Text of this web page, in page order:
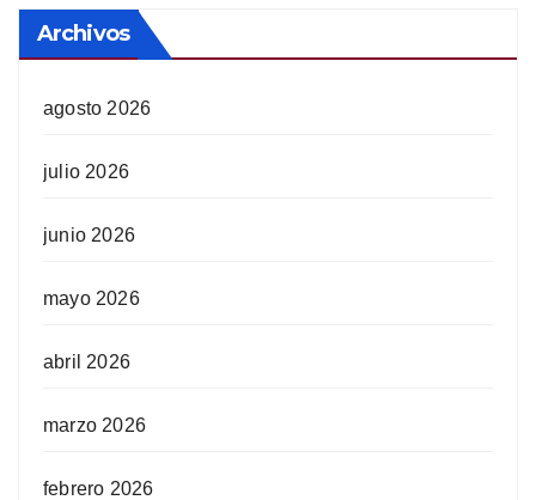
Archivos
agosto 2026
julio 2026
junio 2026
mayo 2026
abril 2026
marzo 2026
febrero 2026